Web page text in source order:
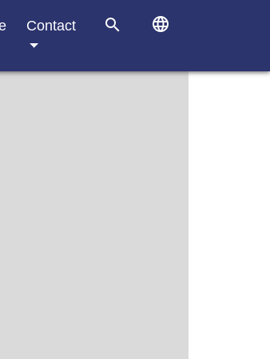
Contact search language